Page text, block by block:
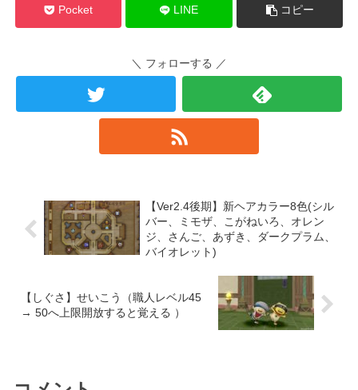
Pocket LINE コピー
＼ フォローする ／
【Ver2.4後期】新ヘアカラー8色(シル
バー、ミモザ、こがねいろ、オレン
ジ、さんご、あずき、ダークプラム、
バイオレット)
【しぐさ】せいこう（職人レベル45
→ 50へ上限開放すると覚える ）